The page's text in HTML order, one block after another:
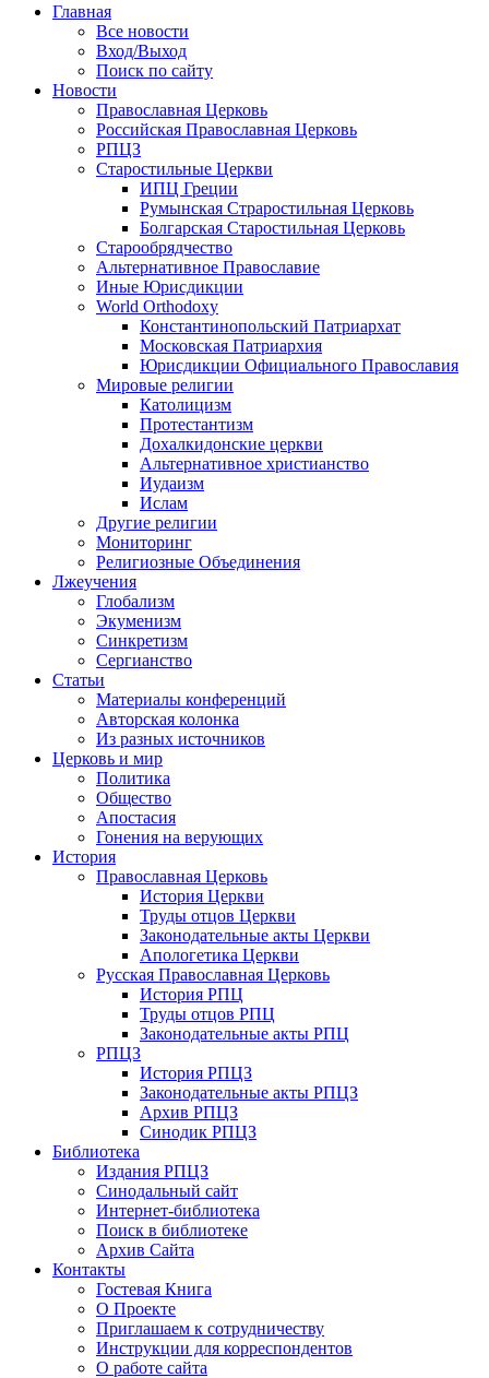
Главная
Все новости
Вход/Выход
Поиск по сайту
Новости
Православная Церковь
Российская Православная Церковь
РПЦЗ
Старостильные Церкви
ИПЦ Греции
Румынская Страростильная Церковь
Болгарская Старостильная Церковь
Старообрядчество
Альтернативное Православие
Иные Юрисдикции
World Orthodoxy
Константинопольский Патриархат
Московская Патриархия
Юрисдикции Официального Православия
Мировые религии
Католицизм
Протестантизм
Дохалкидонские церкви
Альтернативное христианство
Иудаизм
Ислам
Другие религии
Мониторинг
Религиозные Объединения
Лжеучения
Глобализм
Экуменизм
Синкретизм
Сергианство
Статьи
Материалы конференций
Авторская колонка
Из разных источников
Церковь и мир
Политика
Общество
Апостасия
Гонения на верующих
История
Православная Церковь
История Церкви
Труды отцов Церкви
Законодательные акты Церкви
Апологетика Церкви
Русская Православная Церковь
История РПЦ
Труды отцов РПЦ
Законодательные акты РПЦ
РПЦЗ
История РПЦЗ
Законодательные акты РПЦЗ
Архив РПЦЗ
Синодик РПЦЗ
Библиотека
Издания РПЦЗ
Синодальный сайт
Интернет-библиотека
Поиск в библиотеке
Архив Сайта
Контакты
Гостевая Книга
О Проекте
Приглашаем к сотрудничеству
Инструкции для корреспондентов
О работе сайта